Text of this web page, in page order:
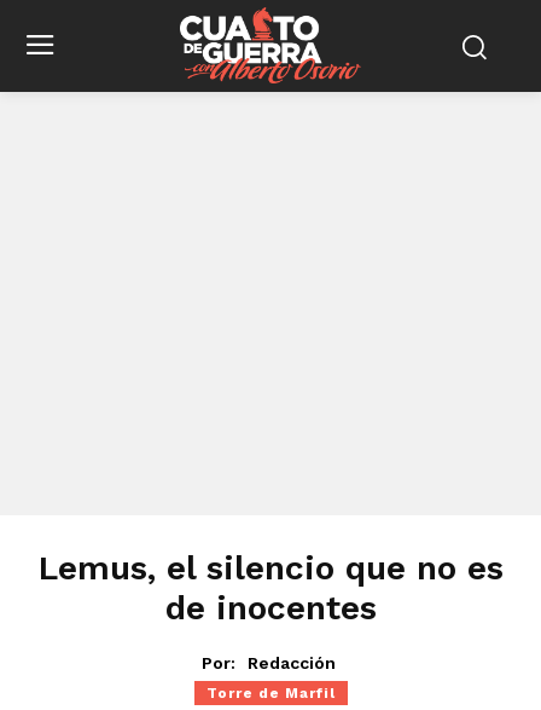
Lemus, el silencio que no es
de inocentes
Por: Redacción
Torre de Marfil